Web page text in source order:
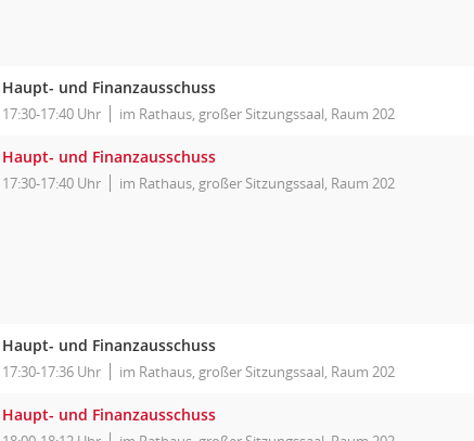
Haupt- und Finanzausschuss
17:30-17:40 Uhr im Rathaus, großer Sitzungssaal, Raum 202
Haupt- und Finanzausschuss
17:30-17:40 Uhr im Rathaus, großer Sitzungssaal, Raum 202
Haupt- und Finanzausschuss
17:30-17:36 Uhr im Rathaus, großer Sitzungssaal, Raum 202
Haupt- und Finanzausschuss